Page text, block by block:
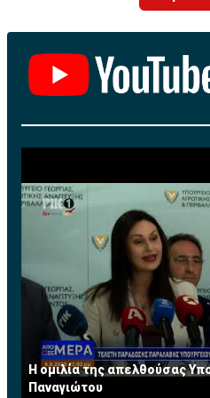
University of California at Los
υποτροφία από το Cyprus-
Programme (CASP).
Το 1987 εργοδοτήθηκε στην
Procter & Gamble Co. (P&G)
εξωτερικό, ενώ από το 1989
αρχικά ως
μετέπειτα ως Διευθυντής
Τραπεζικών Εργασιών. Από
εθελούσια αποχώρησή της
του 2013 κατείχε την θέση
και ηγείτο της Διεύθυνσης
Μεγάλων Επιχειρήσεων.
χρόνων πολύπλευρης
Τώρα ασκεί το επάγγελμα
Επιχειρήσεων σε
Η ομιλία της απελθούσας
Παναγιώτου